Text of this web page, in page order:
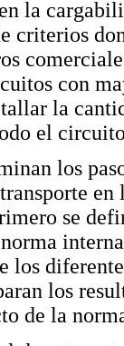
la
criterios
con
la
el
los
se
los
los
de la